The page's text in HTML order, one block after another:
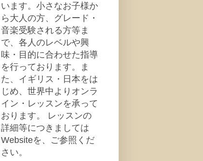
います。小さなお子様か
ら大人の方、グレード・
音楽受験される方等ま
で、各人のレベルや興
味・目的に合わせた指導
を行っております。ま
た、イギリス・日本をは
じめ、世界中よりオンラ
イン・レッスンを承って
おります。 レッスンの
詳細等につきましては
Websiteを、ご参照くだ
さい。